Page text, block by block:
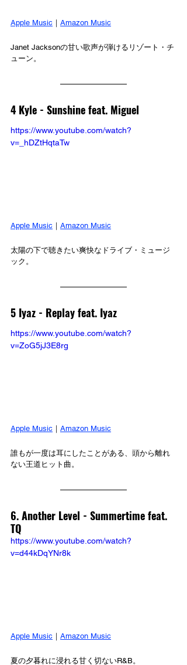
Apple Music ｜ Amazon Music
Janet Jacksonの甘い歌声が弾けるリゾート・チ
ューン。
4 Kyle - Sunshine feat. Miguel
https://www.youtube.com/watch?
v=_hDZtHqtaTw
Apple Music ｜ Amazon Music
太陽の下で聴きたい爽快なドライブ・ミュージ
ック。
5 Iyaz - Replay feat. Iyaz
https://www.youtube.com/watch?
v=ZoG5jJ3E8rg
Apple Music ｜ Amazon Music
誰もが一度は耳にしたことがある、頭から離れ
ない王道ヒット曲。
6. Another Level - Summertime feat.
TQ
https://www.youtube.com/watch?
v=d44kDqYNr8k
Apple Music ｜ Amazon Music
夏の夕暮れに浸れる甘く切ないR&B。